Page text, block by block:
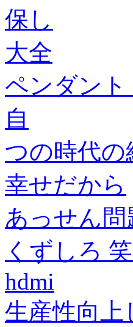
保し
大全
ペンダン
自
つの時代の
幸せだから
あっせん問
くずしろ
hdmi
生産性向上